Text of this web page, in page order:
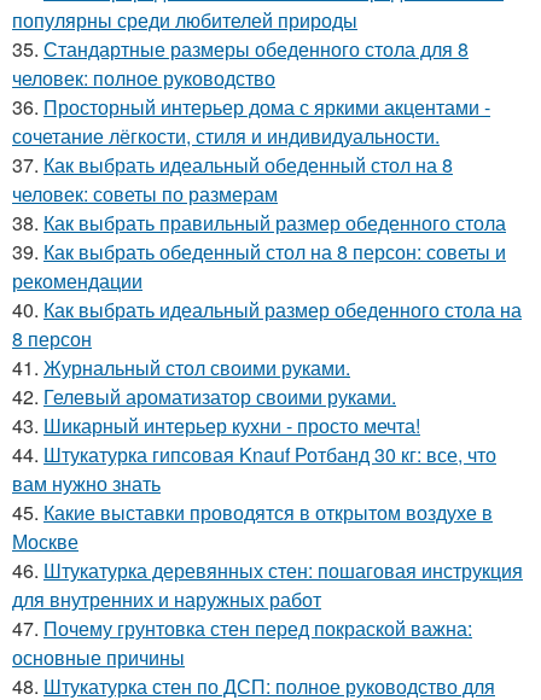
популярны среди любителей природы
35. Стандартные размеры обеденного стола для 8
человек: полное руководство
36. Просторный интерьер дома с яркими акцентами -
сочетание лёгкости, стиля и индивидуальности.
37. Как выбрать идеальный обеденный стол на 8
человек: советы по размерам
38. Как выбрать правильный размер обеденного стола
39. Как выбрать обеденный стол на 8 персон: советы и
рекомендации
40. Как выбрать идеальный размер обеденного стола на
8 персон
41. Журнальный стол своими руками.
42. Гелевый ароматизатор своими руками.
43. Шикарный интерьер кухни - просто мечта!
44. Штукатурка гипсовая Knauf Ротбанд 30 кг: все, что
вам нужно знать
45. Какие выставки проводятся в открытом воздухе в
Москве
46. Штукатурка деревянных стен: пошаговая инструкция
для внутренних и наружных работ
47. Почему грунтовка стен перед покраской важна:
основные причины
48. Штукатурка стен по ДСП: полное руководство для